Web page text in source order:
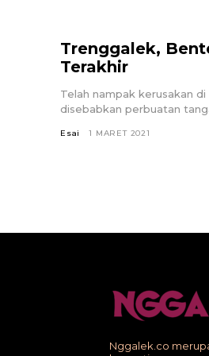
Trenggalek,
Terakhir
Telah nampak kerusakan
disebabkan perbuatan
Esai 1 MARET 2021
Nggalek.co